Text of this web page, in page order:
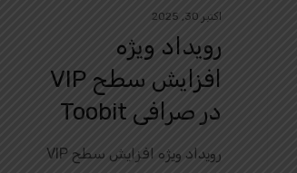
اکتبر 30, 2025
رویداد ویژه
افزایش سطح VIP
در صرافی Toobit
رویداد ویژه افزایش سطح VIP